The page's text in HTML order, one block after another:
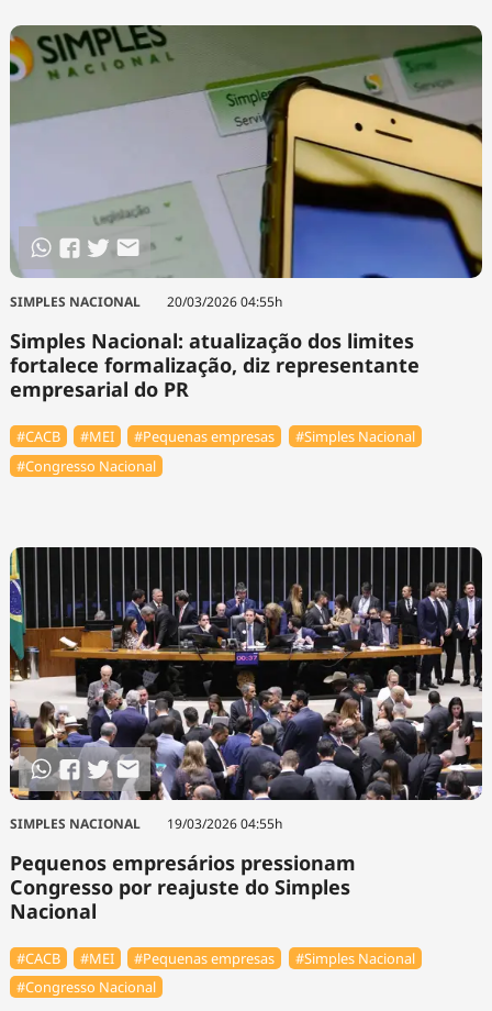
SIMPLES NACIONAL 20/03/2026 04:55h
Simples Nacional: atualização dos limites
fortalece formalização, diz representante
empresarial do PR
#⁠CACB #MEI #Pequenas empresas
#Simples Nacional
#Congresso Nacional
SIMPLES NACIONAL 19/03/2026 04:55h
Pequenos empresários pressionam
Congresso por reajuste do Simples
Nacional
#⁠CACB #MEI #Pequenas empresas
#Simples Nacional
#Congresso Nacional